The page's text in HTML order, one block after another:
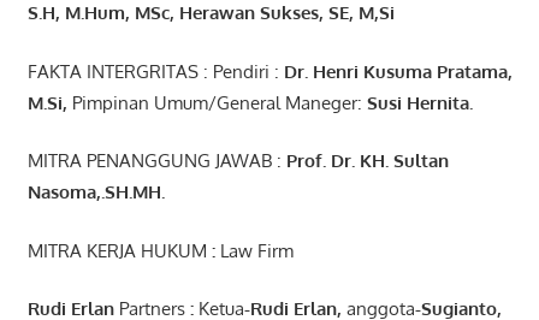
S.H, M.Hum, MSc, Herawan Sukses, SE, M,Si
FAKTA INTERGRITAS : Pendiri : Dr. Henri Kusuma Pratama,
M.Si, Pimpinan Umum/General Maneger: Susi Hernita.
MITRA PENANGGUNG JAWAB : Prof. Dr. KH. Sultan
Nasoma,.SH.MH.
MITRA KERJA HUKUM : Law Firm
Rudi ErlanPartners : Ketua-Rudi Erlan, anggota-Sugianto,